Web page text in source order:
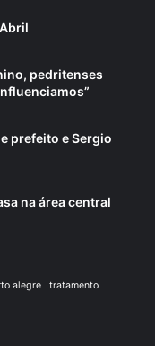
pedritenses
prefeito e Sergio
na área central
alegre tratamento